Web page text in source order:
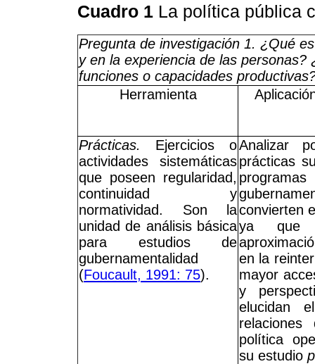
Cuadro 1 La política pública
Pregunta de investigación 1. ¿Qué
y en la experiencia de las
funciones o capacidades
Herramienta
Prácticas.
Ejercicios o
actividades sistemáticas
que poseen regularidad,
continuidad y
normatividad. Son la
unidad de análisis básica
para estudios de
gubernamentalidad
(Foucault, 1991: 75).
Analizar
prácticas
convierten
ya que
en la
mayor
y
elucidan
política
su estudio